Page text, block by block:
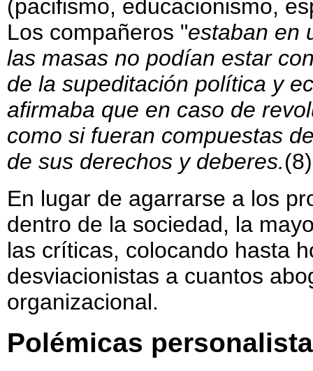
(pacifismo, educacionismo,
Los compañeros "estaban en
las masas no podían estar
de la supeditación política y
afirmaba que en caso de
como si fueran compuestas
de sus derechos y deberes.
En lugar de agarrarse a los
dentro de la sociedad, la
las críticas, colocando hasta
desviacionistas a cuantos
organizacional.
Polémicas